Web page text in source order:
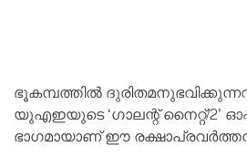
ഭൂകമ്പത്തിൽ
യുഎഇയുടെ ‘ഗാലന്റ് നൈറ്റ്/2’
ഭാഗമായാണ് ഈ